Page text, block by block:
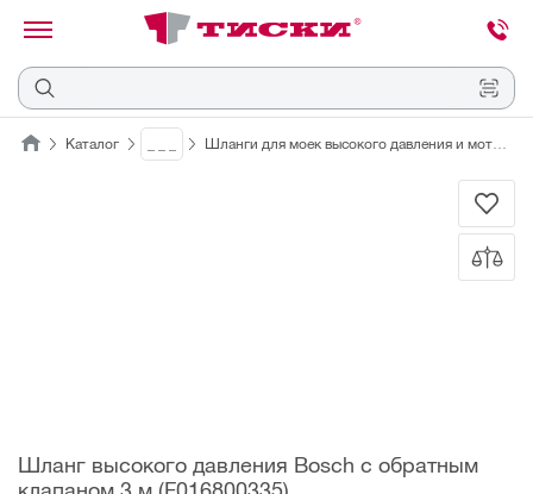
Отмена
Каталог Шланги для моек высокого давления и мотопомп
Шланг высокого давления Bosch c обратным